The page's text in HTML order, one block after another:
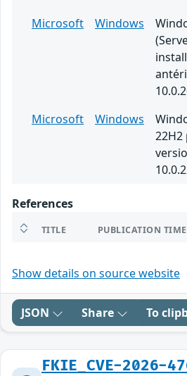
Microsoft
Windows
Microsoft
Windows
22H2
References
TITLE PUBLICATION TIME
Show details on source website
JSON Share To
FKIE_CVE-2026-